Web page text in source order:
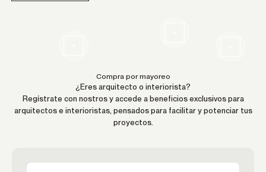
Compra por mayoreo
¿Eres arquitecto o interiorista?
Regístrate con nostros y accede a beneficios exclusivos para
arquitectos e interioristas, pensados para facilitar y potenciar tus
proyectos.